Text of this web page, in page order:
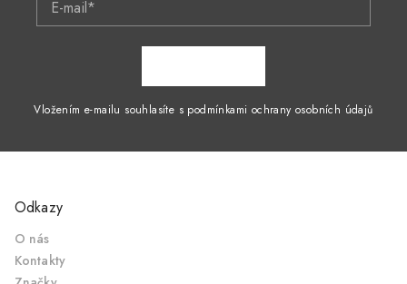
E-mail*
Vložením e-mailu souhlasíte s podmínkami ochrany osobních údajů
Odkazy
O nás
Kontakty